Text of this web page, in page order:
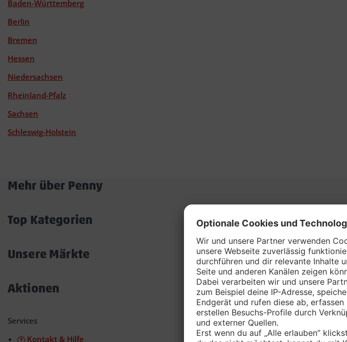
Baden-Württemberg
Berlin
Bremen
Hessen
Niedersachsen
Rheinland-Pfalz
Sachsen
Schleswig-Holstein
Mehr über Penny
öffnen/schließen
Top Kategorien
Unsere Märkte
Aktionen
Services
Kontakt & Hilfe